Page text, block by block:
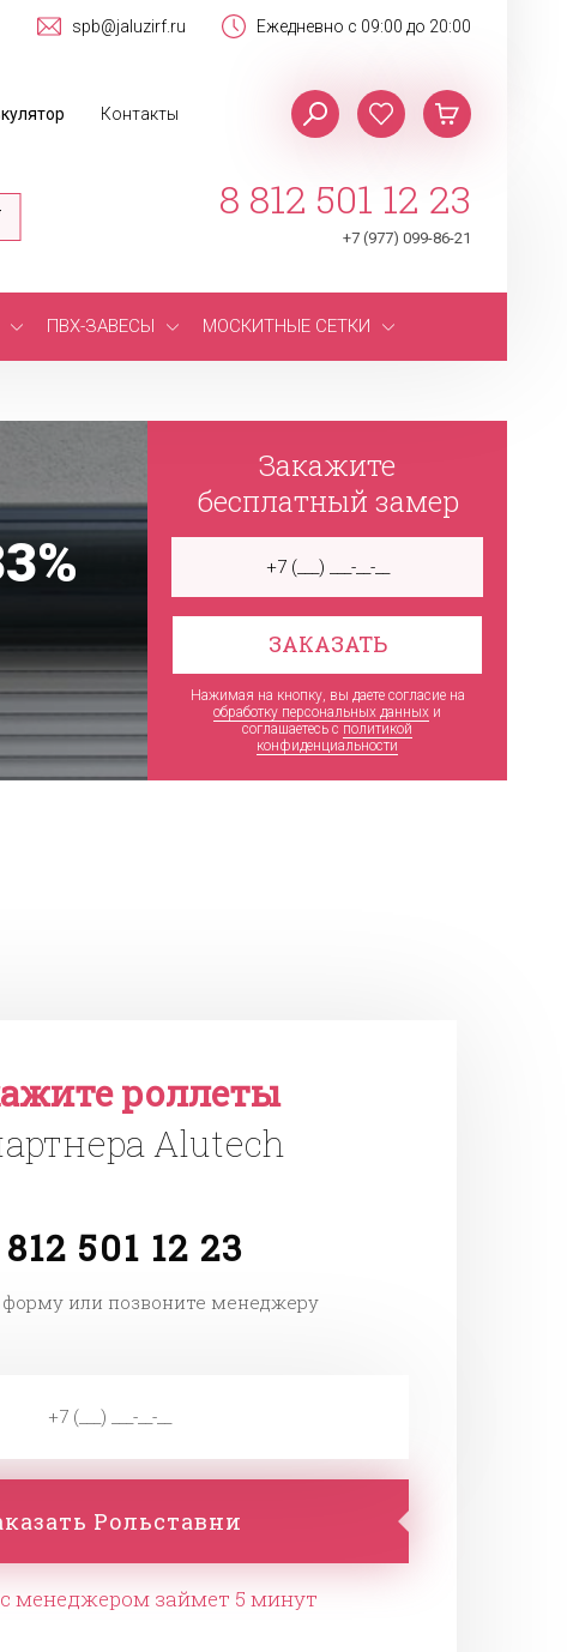
Ежедневно с 09:00 до 20:00
spb@jaluzirf.ru
Контакты
8 812 501 12 23
+7 (977) 099-86-21
ПВХ-ЗАВЕСЫ МОСКИТНЫЕ СЕТКИ
Закажите
бесплатный замер
ЗАКАЗАТЬ
Нажимая на кнопку, вы даете согласие на
обработку персональных данных и
соглашаетесь c политикой
конфиденциальности
роллеты
Alutech
501 12 23
форму или позвоните менеджеру
Рольставни
менеджером займет 5 минут